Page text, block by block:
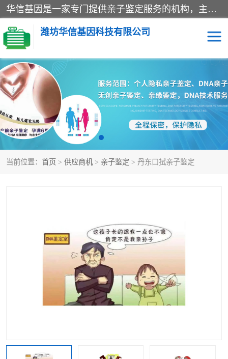
华信基因是一家专门提供亲子鉴定服务的机构，主要业务：济南亲子鉴定、临沂亲子鉴定、菏泽亲子鉴定、淄博亲子鉴定、青岛亲子鉴定、日照亲子鉴定、临朐亲子鉴定、寿光亲子鉴定等，联合广州、上海、北京、深圳、杭州、武汉、成都、合肥、贵阳、沈阳等地区有法医物证鉴定机构及基因检测公司，为国内外客户提供便捷的DNA鉴定服务。
潍坊华信基因科技有限公司
当前位置： 首页 > 供应商机 > 亲子鉴定 > 丹东口拭亲子鉴定
亲子鉴定 DNA亲子鉴定
隐私亲子鉴定 无创亲子鉴定
孕期亲子鉴定